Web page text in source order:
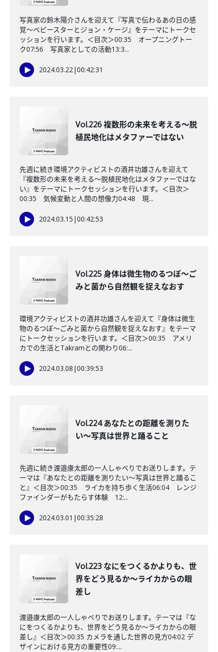
写真家の鈴木陽介さんを迎えて『写真で伝わるあの日の感
覚〜ベビースターとジョン・ケージ』をテーマにトークセ
ッションを行います。＜目次＞00:35 オープニングトー
ク07:56 写真家としての活動13:3...
2024.03.22|00:42:31
Vol.226 複数形の未来を考える〜脱
植民地化はメタファーではない
先週に続き環境アクティビストの酒井功雄さんを迎えて
『複数形の未来を考える〜脱植民地化はメタファーではな
い』をテーマにトークセッションを行います。＜目次＞
00:35 気候変動と人間の想像力04:48 現...
2024.03.15 |00:42:53
Vol.225 身体は微生物のるつぼ〜ご
みと菌から自然観を捉えなおす
環境アクティビストの酒井功雄さんを迎えて『身体は微生
物のるつぼ〜ごみと菌から自然観を捉えなおす』をテーマ
にトークセッションを行います。＜目次＞00:35 アメリ
カでの生活とTakramとの関わり06:...
2024.03.08 |00:39:53
Vol.224 あなたとの距離を測りた
い〜写真は世界と踊ること
先週に続き渡邉康太郎の一人しゃべりでお送りします。テ
ーマは『あなたとの距離を測りたい〜写真は世界と踊るこ
と』＜目次＞00:35 ライカを持ち歩く生活06:04 レンジ
ファインダーがもたらす体験 12:...
2024.03.01 |00:35:28
Vol.223 なにをつくるかよりも、世
界をどう見るか〜ライカからの眼
差し
渡邉康太郎の一人しゃべりでお送りします。テーマは『な
にをつくるかよりも、世界をどう見るか〜ライカからの眼
差し』＜目次＞00:35 カメラを通した世界の見方04:02 デ
ザインにおける見方の重要性09:...